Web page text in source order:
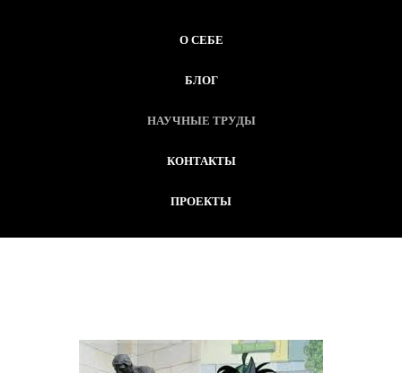
О СЕБЕ
БЛОГ
НАУЧНЫЕ ТРУДЫ
КОНТАКТЫ
ПРОЕКТЫ